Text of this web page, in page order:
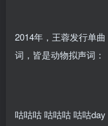
2014年，王蓉发行单
词，皆是动物拟声词：
咕咕咕 咕咕咕 咕咕day